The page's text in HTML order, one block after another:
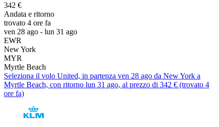
342 €
Andata e ritorno
trovato 4 ore fa
ven 28 ago - lun 31 ago
EWR
New York
MYR
Myrtle Beach
Seleziona il volo United, in partenza ven 28 ago da New York a
Myrtle Beach, con ritorno lun 31 ago, al prezzo di 342 € (trovato 4
ore fa)